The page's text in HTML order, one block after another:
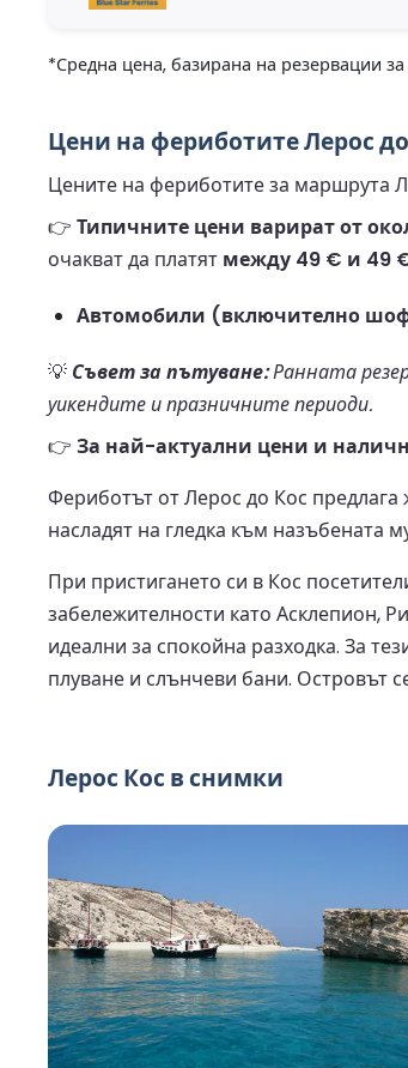
*Средна цена, базирана на резервации
Цени на фериботите Лерос
Цените на фериботите за маршрута
👉 Типичните цени варират от
очакват да платят между 49 € и 49
Автомобили (включително
💡 Съвет за пътуване:Ранната
уикендите и празничните периоди.
👉 За най-актуални цени и
Фериботът от Лерос до Кос
насладят на гледка към назъбената
При пристигането си в Кос
забележителности като Асклепион,
идеални за спокойна разходка. За
плуване и слънчеви бани. Островът
Лерос Кос в снимки